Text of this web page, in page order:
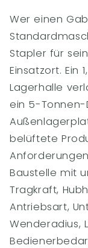
Wer einen
Stapler für
Einsatzort. Ein
Lagerhalle
ein 5-Tonnen-
belüftete
Baustelle mit
Tragkraft,
Antriebsart,
Wenderadius,